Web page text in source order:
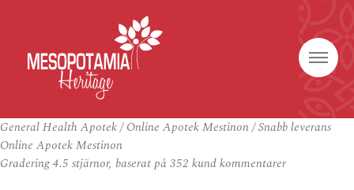
General Health Apotek / Online Apotek Mestinon / Snabb leverans
Online Apotek Mestinon
Gradering4.5 stjärnor, baserat på 352 kund kommentarer